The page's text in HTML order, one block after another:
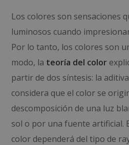
Los colores son sensaciones
luminosos cuando
Por lo tanto, los colores son
modo, la teoría del color
partir de dos síntesis: la
considera que el color se
descomposición de una luz
sol o por una fuente artificial.
color dependerá del tipo de